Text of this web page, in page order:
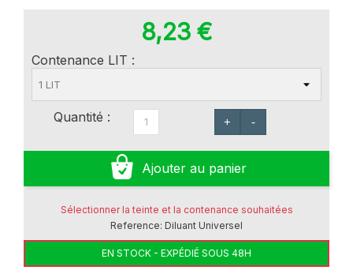
8,23 €
Contenance LIT :
Quantité : + -
Ajouter au panier
Sélectionner la teinte et la contenance souhaitées
Reference: Diluant Universel
EN STOCK - EXPÉDIÉ SOUS 48H